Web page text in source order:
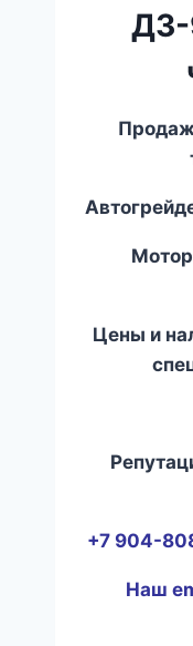
ДЗ-
Цены и
+7 904-
Наш